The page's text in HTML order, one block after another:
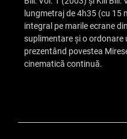
lungmetraj de 4h35 (cu 15
integral pe marile ecrane
suplimentare și o ordonare
prezentând povestea
cinematică continuă.